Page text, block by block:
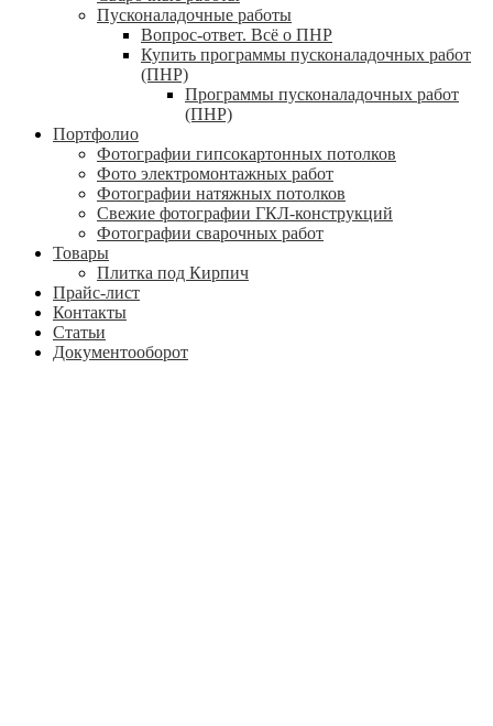
Пусконаладочные работы
Вопрос-ответ. Всё о ПНР
Купить программы пусконаладочных работ
(ПНР)
Программы пусконаладочных работ
(ПНР)
Портфолио
Фотографии гипсокартонных потолков
Фото электромонтажных работ
Фотографии натяжных потолков
Свежие фотографии ГКЛ-конструкций
Фотографии сварочных работ
Товары
Плитка под Кирпич
Прайс-лист
Контакты
Статьи
Документооборот